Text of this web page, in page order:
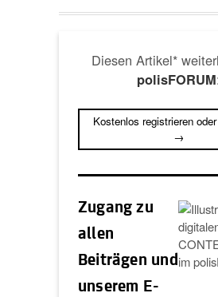
Diesen Artikel*
polisFORUM:
Kostenlos registrieren
→
Zugang zu
allen
Beiträgen und
unserem E-